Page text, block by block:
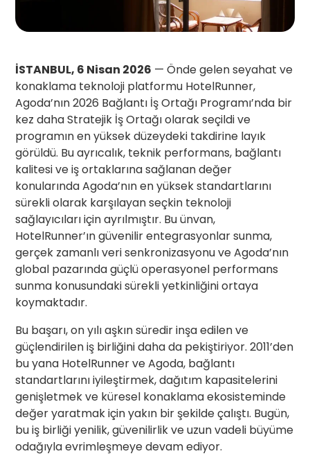
İSTANBUL, 6 Nisan 2026 — Önde gelen seyahat ve
konaklama teknoloji platformu HotelRunner,
Agoda’nın 2026 Bağlantı İş Ortağı Programı’nda bir
kez daha Stratejik İş Ortağı olarak seçildi ve
programın en yüksek düzeydeki takdirine layık
görüldü. Bu ayrıcalık, teknik performans, bağlantı
kalitesi ve iş ortaklarına sağlanan değer
konularında Agoda’nın en yüksek standartlarını
sürekli olarak karşılayan seçkin teknoloji
sağlayıcıları için ayrılmıştır. Bu ünvan,
HotelRunner’ın güvenilir entegrasyonlar sunma,
gerçek zamanlı veri senkronizasyonu ve Agoda’nın
global pazarında güçlü operasyonel performans
sunma konusundaki sürekli yetkinliğini ortaya
koymaktadır.
Bu başarı, on yılı aşkın süredir inşa edilen ve
güçlendirilen iş birliğini daha da pekiştiriyor. 2011’den
bu yana HotelRunner ve Agoda, bağlantı
standartlarını iyileştirmek, dağıtım kapasitelerini
genişletmek ve küresel konaklama ekosisteminde
değer yaratmak için yakın bir şekilde çalıştı. Bugün,
bu iş birliği yenilik, güvenilirlik ve uzun vadeli büyüme
odağıyla evrimleşmeye devam ediyor.